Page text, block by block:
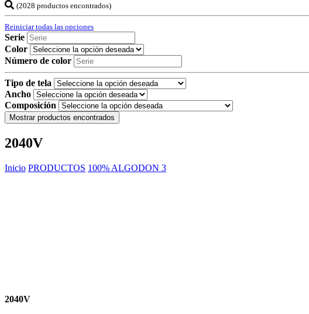
(2028 productos encontrados)
Reiniciar todas las opciones
Serie
Color
Número de color
Tipo de tela
Ancho
Composición
Mostrar productos encontrados
2040V
Inicio PRODUCTOS 100% ALGODON 3
2040V